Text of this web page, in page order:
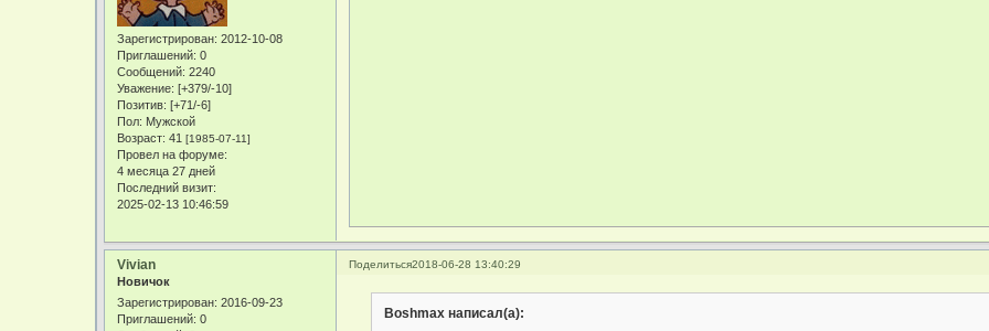
Зарегистрирован: 2012-10-08
Приглашений: 0
Сообщений: 2240
Уважение: [+379/-10]
Позитив: [+71/-6]
Пол: Мужской
Возраст: 41[1985-07-11]
Провел на форуме:
4 месяца 27 дней
Последний визит:
2025-02-13 10:46:59
Поделиться2018-06-28 13:40:29
Vivian
Новичок
Зарегистрирован: 2016-09-23
Приглашений: 0
Boshmax написал(а):